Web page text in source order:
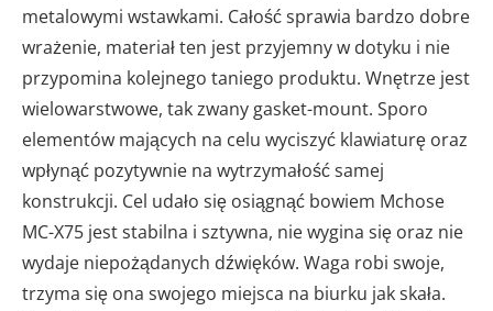
metalowymi wstawkami. Całość sprawia bardzo dobre
wrażenie, materiał ten jest przyjemny w dotyku i nie
przypomina kolejnego taniego produktu. Wnętrze jest
wielowarstwowe, tak zwany gasket-mount. Sporo
elementów mających na celu wyciszyć klawiaturę oraz
wpłynąć pozytywnie na wytrzymałość samej
konstrukcji. Cel udało się osiągnąć bowiem Mchose
MC-X75 jest stabilna i sztywna, nie wygina się oraz nie
wydaje niepożądanych dźwięków. Waga robi swoje,
trzyma się ona swojego miejsca na biurku jak skała.